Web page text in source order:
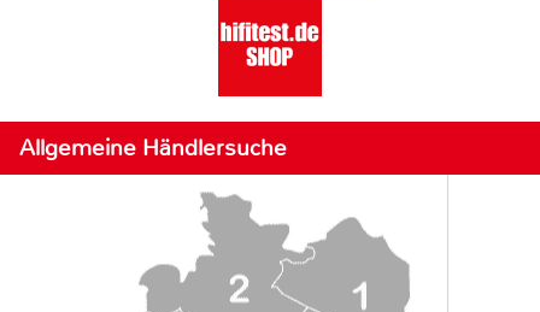
Allgemeine Händlersuche